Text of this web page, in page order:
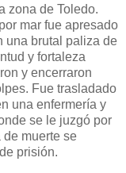
zona de Toledo.
mar fue apresado
una brutal paliza de
y fortaleza
y encerraron
Fue trasladado
una enfermería y
se le juzgó por
muerte se
prisión.